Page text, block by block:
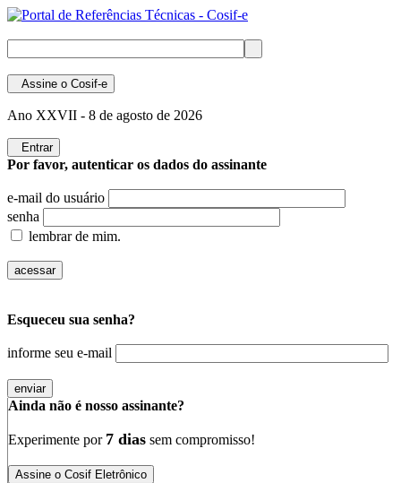
Assine o Cosif-e
Ano XXVII - 8 de agosto de 2026
Entrar
Por favor, autenticar os dados do assinante
e-mail do usuário
senha
lembrar de mim.
Esqueceu sua senha?
informe seu e-mail
Ainda não é nosso assinante?
Experimente por 7 dias sem compromisso!